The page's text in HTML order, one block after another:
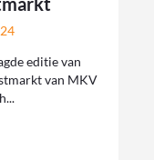
editie van
van MKV